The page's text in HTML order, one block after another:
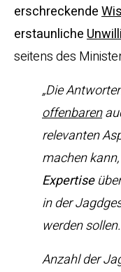
erschreckende
erstaunliche
seitens des
„Die
offenbaren
relevanten
machen
Expertise
in der
werden sollen.
Anzahl der